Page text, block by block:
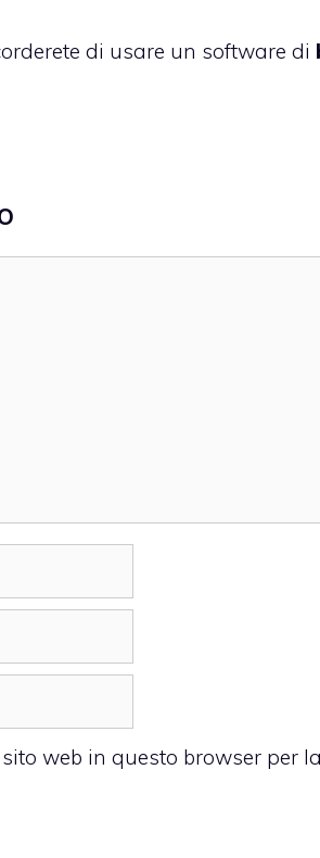
di usare un software di
web in questo browser per